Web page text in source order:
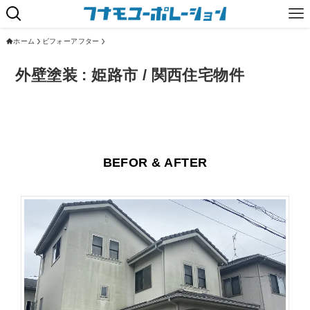
ホーム ビフォーアフター
外壁塗装 : 姫路市 / 関西住宅物件
BEFOR & AFTER